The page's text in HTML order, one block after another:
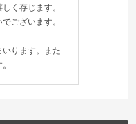
く存じます。
ございます。
ります。また